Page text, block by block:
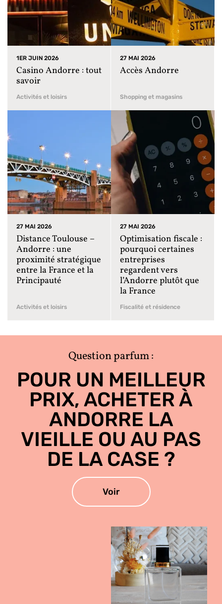
1ER JUIN 2026
Casino Andorre : tout
savoir
Activités et loisirs
27 MAI 2026
Accès Andorre
Shopping et magasins
27 MAI 2026
Distance Toulouse –
Andorre : une
proximité stratégique
entre la France et la
Principauté
Activités et loisirs
27 MAI 2026
Optimisation fiscale :
pourquoi certaines
entreprises
regardent vers
l’Andorre plutôt que
la France
Fiscalité et résidence
Question parfum :
POUR UN MEILLEUR
PRIX, ACHETER À
ANDORRE LA
VIEILLE OU AU PAS
DE LA CASE ?
Voir